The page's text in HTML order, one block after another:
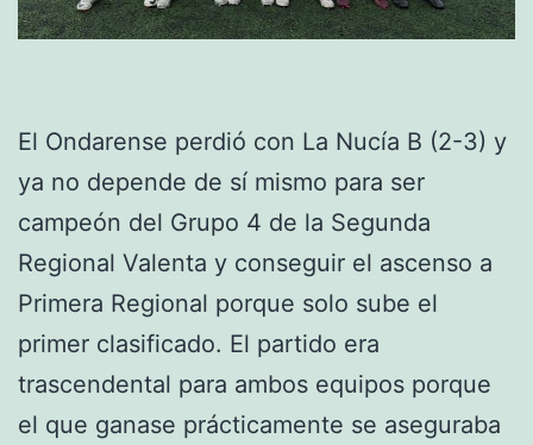
El Ondarense perdió con La Nucía B (2-3) y
ya no depende de sí mismo para ser
campeón del Grupo 4 de la Segunda
Regional Valenta y conseguir el ascenso a
Primera Regional porque solo sube el
primer clasificado. El partido era
trascendental para ambos equipos porque
el que ganase prácticamente se aseguraba